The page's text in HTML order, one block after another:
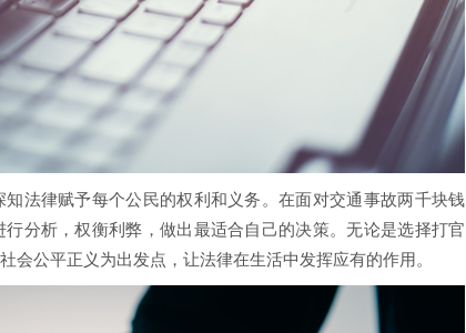
律赋予每个公民的权利和义务。在面对交通事故两千块钱
分析，权衡利弊，做出最适合自己的决策。无论是选择打官
公平正义为出发点，让法律在生活中发挥应有的作用。